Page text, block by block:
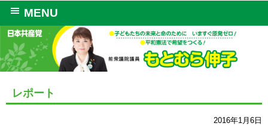
MENU
レポート
2016年1月6日